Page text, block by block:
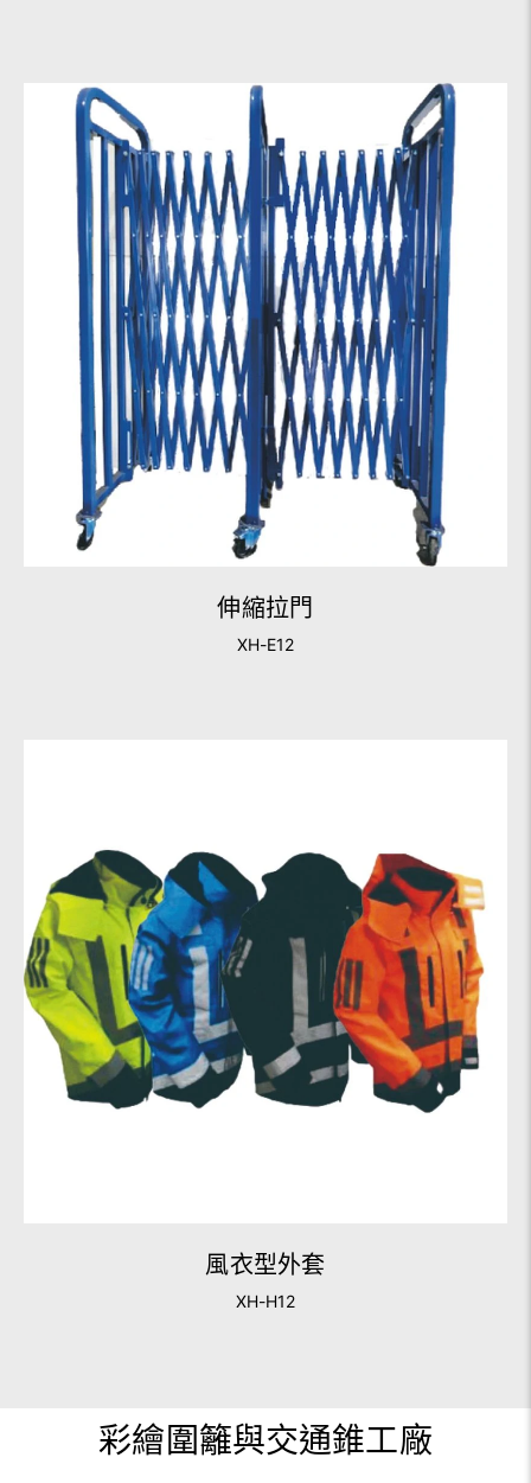
彩繪圍籬與交通錐工廠
伸縮拉門
XH-E12
風衣型外套
XH-H12